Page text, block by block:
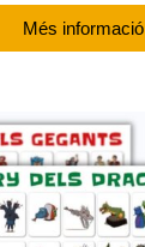
Més informació